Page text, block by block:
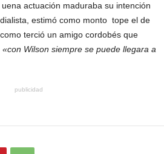
actuación maduraba su intención
estimó como monto tope el de
terció un amigo cordobés que
«con Wilson siempre se puede llegara a
publicidad